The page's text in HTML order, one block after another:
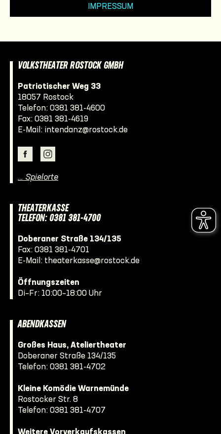
IMPRESSUM
VOLKSTHEATER ROSTOCK GMBH
Patriotischer Weg 33
18057 Rostock
Telefon: 0381 381-4600
Fax: 0381 381-4619
E-Mail: intendanz@rostock.de
… Spielorte
THEATERKASSE
TELEFON: 0381 381-4700
Doberaner Straße 134/135
Fax: 0381 381-4701
E-Mail: theaterkasse@rostock.de
Öffnungszeiten
Di–Fr: 10:00–18:00 Uhr
ABENDKASSEN
Großes Haus, Ateliertheater
Doberaner Straße 134/135
Telefon: 0381 381-4702
Kleine Komödie Warnemünde
Rostocker Str. 8
Telefon: 0381 381-4707
Weitere Vorverkaufskassen